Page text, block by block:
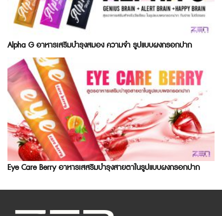
Alpha G อาหารเสริมบำรุงสมอง ความจำ รูปแบบผงกรอกปาก
Eye Care Berry อาหารเสสริมบำรุงสายตาในรูปแบบผงกรอกปาก